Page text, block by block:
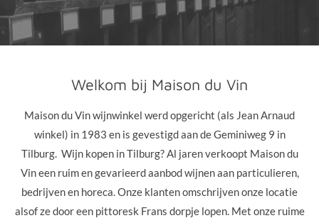
Welkom bij Maison du Vin
Maison du Vin wijnwinkel werd opgericht (als Jean Arnaud
winkel) in 1983 en is gevestigd aan de Geminiweg 9 in
Tilburg. Wijn kopen in Tilburg? Al jaren verkoopt Maison du
Vin een ruim en gevarieerd aanbod wijnen aan particulieren,
bedrijven en horeca.Onze klanten omschrijven onze locatie
alsof ze door een pittoresk Frans dorpje lopen. Met onze ruime